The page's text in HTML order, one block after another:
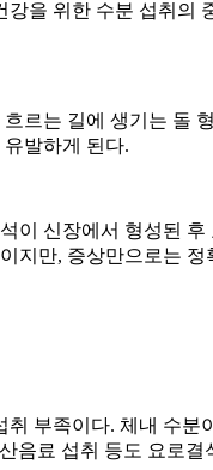
을 위한 수분 섭취의
르는 길에 생기는 돌
발하게 된다.
이 신장에서 형성된
지만, 증상만으로는
부족이다. 체내 수
음료 섭취 등도 요로